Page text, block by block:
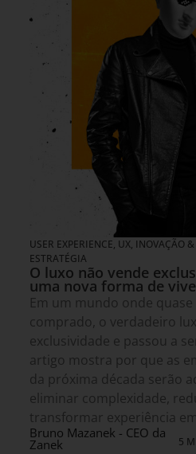
USER EXPERIENCE, UX, INOVAÇÃO &
ESTRATÉGIA
O luxo não vende
uma nova forma de
Em um mundo onde
comprado, o verdadeiro
exclusividade e passou a
artigo mostra por que as
da próxima década serão
eliminar complexidade,
transformar experiência
Bruno Mazanek - CEO da
Zanek 5